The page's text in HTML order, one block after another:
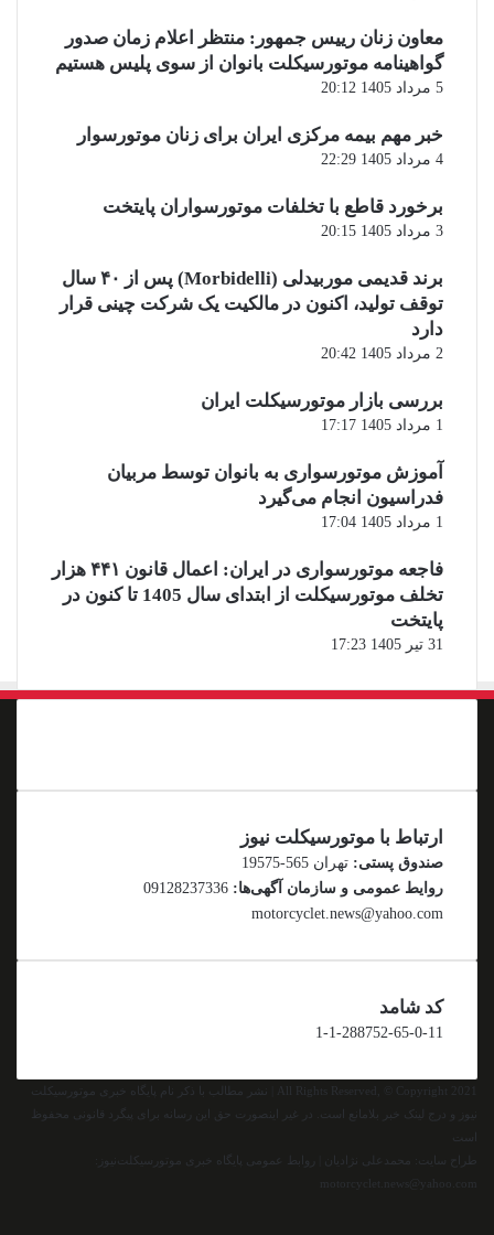
معاون زنان رییس جمهور: منتظر اعلام زمان صدور
گواهینامه موتورسیکلت بانوان از سوی پلیس هستیم
5 مرداد 1405 20:12
خبر مهم بیمه مرکزی ایران برای زنان موتورسوار
4 مرداد 1405 22:29
برخورد قاطع با تخلفات موتورسواران پایتخت
3 مرداد 1405 20:15
برند قدیمی موربیدلی (Morbidelli) پس از ۴۰ سال
توقف تولید، اکنون در مالکیت یک شرکت چینی قرار
دارد
2 مرداد 1405 20:42
بررسی بازار موتورسیکلت ایران
1 مرداد 1405 17:17
آموزش موتورسواری به بانوان توسط مربیان
فدراسیون انجام می‌گیرد
1 مرداد 1405 17:04
فاجعه موتورسواری در ایران: اعمال قانون ۴۴۱ هزار
تخلف موتورسیکلت از ابتدای سال 1405 تا کنون در
پایتخت
31 تیر 1405 17:23
ارتباط با موتورسیکلت نیوز
صندوق پستی: تهران 565-19575
روایط عمومی و سازمان آگهی‌ها:
motorcyclet.news@yahoo.com
کد شامد
1-1-288752-65-0-11
All Rights Reserved, © Copyright 2021 | نشر مطالب با ذکر نام پایگاه خبری موتورسیکلت
نیوز و درج لینک خبر بلامانع است. در غیر اینصورت حق این رسانه برای پیگرد قانونی محفوظ
است
طراح سایت: محمدعلی نژادیان | روابط عمومی پایگاه خبری موتورسیکلت‌نیوز:
motorcyclet.news@yahoo.com